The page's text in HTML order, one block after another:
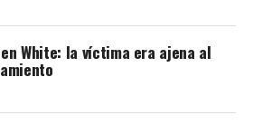
White: la víctima era ajena al